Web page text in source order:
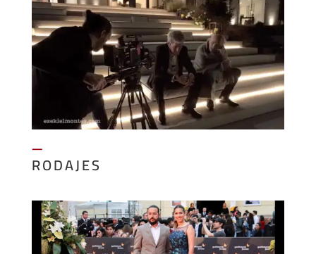
—
RODAJES